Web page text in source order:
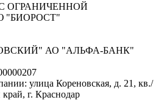
С ОГРАНИЧЕННОЙ
"БИОРОСТ"
АО "АЛЬФА-БАНК"
улица Кореновская, д. 21, кв./
г. Краснодар